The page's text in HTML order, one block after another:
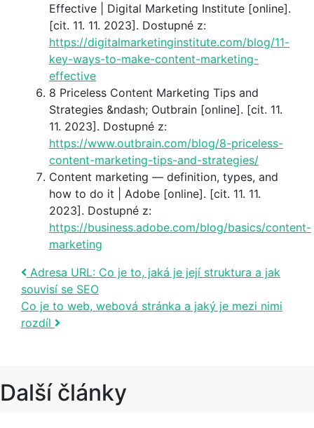
Effective | Digital Marketing Institute [online].
[cit. 11. 11. 2023]. Dostupné z:
https://digitalmarketinginstitute.com/blog/11-
key-ways-to-make-content-marketing-
effective
8 Priceless Content Marketing Tips and
Strategies &ndash; Outbrain [online]. [cit. 11.
11. 2023]. Dostupné z:
https://www.outbrain.com/blog/8-priceless-
content-marketing-tips-and-strategies/
Content marketing — definition, types, and
how to do it | Adobe [online]. [cit. 11. 11.
2023]. Dostupné z:
https://business.adobe.com/blog/basics/content-
marketing
Post navigation
Adresa URL: Co je to, jaká je její struktura a jak
souvisí se SEO
Co je to web, webová stránka a jaký je mezi nimi
rozdíl
Další články